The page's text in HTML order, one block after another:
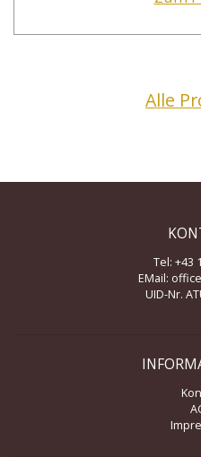
Alle
Tel: +43
EMail:
UID-Nr.